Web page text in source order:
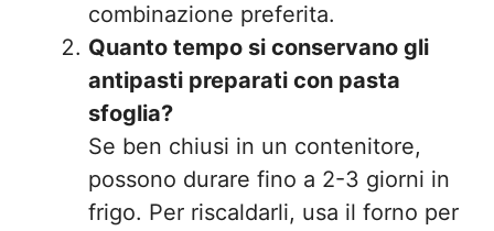
combinazione preferita.
Quanto tempo si conservano gli
antipasti preparati con pasta
sfoglia?
Se ben chiusi in un contenitore,
possono durare fino a 2-3 giorni in
frigo. Per riscaldarli, usa il forno per